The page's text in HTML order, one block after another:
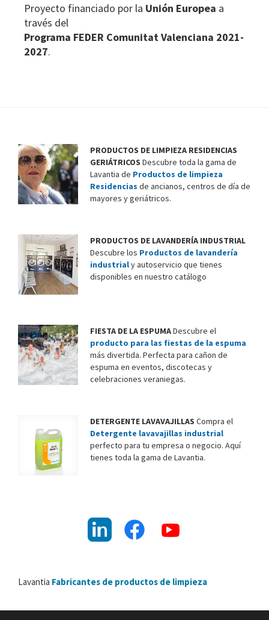
Proyecto financiado por la Unión Europea a
través del
Programa FEDER Comunitat Valenciana 2021-
2027.
PRODUCTOS DE LIMPIEZA RESIDENCIAS
GERIÁTRICOS Descubre toda la gama de
Lavantia de Productos de limpieza
Residencias de ancianos, centros de día de
mayores y geriátricos.
PRODUCTOS DE LAVANDERÍA INDUSTRIAL
Descubre los Productos de lavandería
industrialy autoservicio que tienes
disponibles en nuestro catálogo
FIESTA DE LA ESPUMADescubre el
producto para las fiestas de la espuma
más divertida. Perfecta para cañon de
espuma en eventos, discotecas y
celebraciones veraniegas.
DETERGENTE LAVAVAJILLAS Compra el
Detergente lavavajillas industrial
perfecto para tu empresa o negocio. Aquí
tienes toda la gama de Lavantia.
Lavantia Fabricantes de productos de limpieza